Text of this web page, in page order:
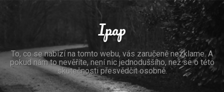
Ipap
To, co se nabízí na tomto webu, vás zaručeně nezklame. A
pokud nám to nevěříte, není nic jednoduššího, než se o této
skutečnosti přesvědčit osobně.